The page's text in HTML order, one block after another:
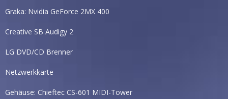
Graka: Nvidia GeForce 2MX 400
Creative SB Audigy 2
LG DVD/CD Brenner
Netzwerkkarte
Gehäuse: Chieftec CS-601 MIDI-Tower